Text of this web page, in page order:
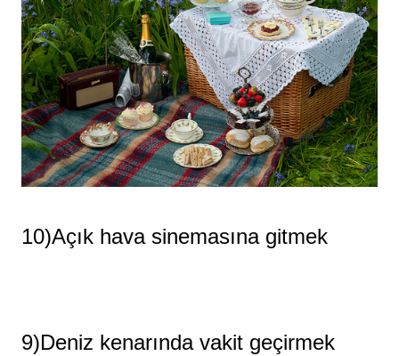
10)Açık hava sinemasına gitmek
9)Deniz kenarında vakit geçirmek